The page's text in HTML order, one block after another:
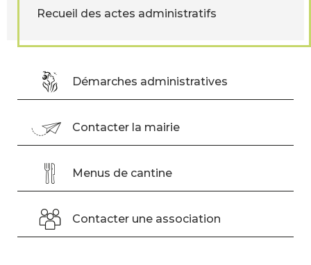
Recueil des actes administratifs
Démarches administratives
Contacter la mairie
Menus de cantine
Contacter une association